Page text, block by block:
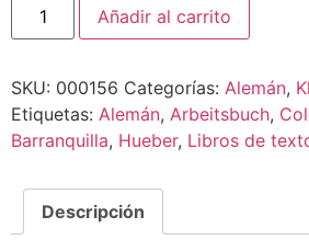
Añadir al carrito
SKU: 000156 Categorías: Alemán,
Etiquetas: Alemán, Arbeitsbuch,
Barranquilla, Hueber, Libros de
Descripción